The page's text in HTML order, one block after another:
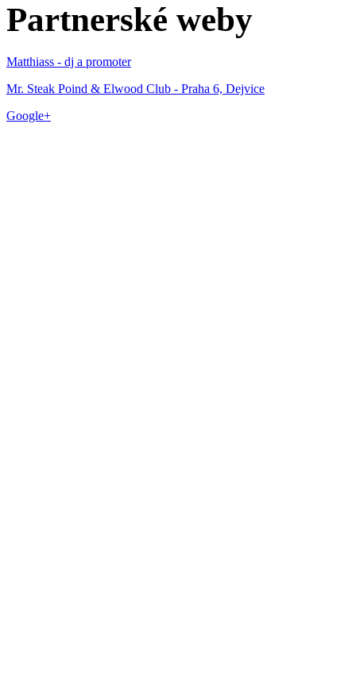
Partnerské weby
Matthiass - dj a promoter
Mr. Steak Poind & Elwood Club - Praha 6, Dejvice
Google+